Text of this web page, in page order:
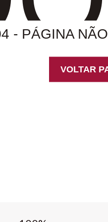
- PÁGINA
VOLTAR